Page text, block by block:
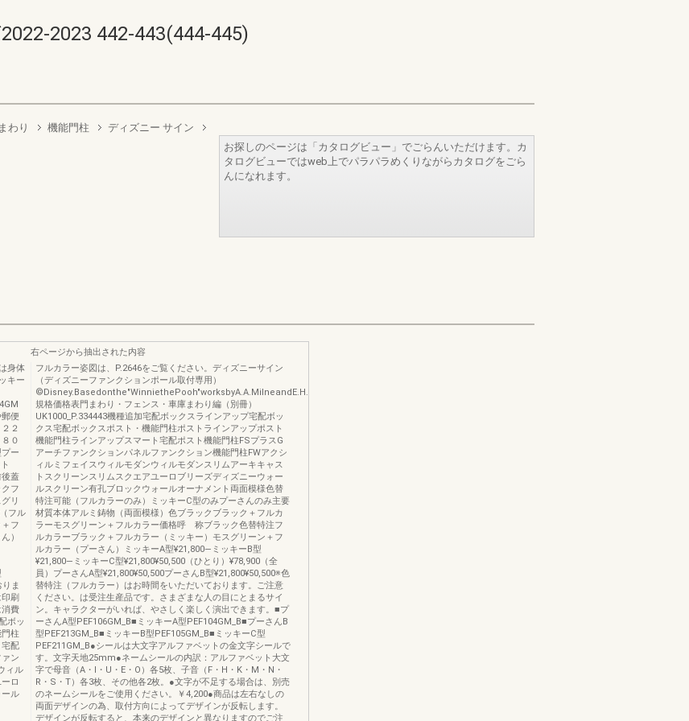
2023 442-443(444-445)
わり 機能門柱 ディズニー サイン
お探しのページは「カタログビュー」でごらんいただけます。カ
タログビューではweb上でパラパラめくりながらカタログをごら
んになれます。
身体
キー
便
２
０
ー
後蓋
フ
リ
フル
フ
）
ま
刷
費
ボッ
柱
配
ン
ィル
ロ
ル
右ページから抽出された内容
フルカラー姿図は、P.2646をご覧ください。ディズニーサイン
（ディズニーファンクションポール取付専用）
©Disney.Basedonthe"WinniethePooh"worksbyA.A.MilneandE.H.Shepard.
規格価格表門まわり・フェンス・車庫まわり編（別冊）
UK1000_P.334443機種追加宅配ボックスラインアップ宅配ボッ
クス宅配ボックスポスト・機能門柱ポストラインアップポスト
機能門柱ラインアップスマート宅配ポスト機能門柱FSプラスG
アーチファンクションパネルファンクション機能門柱FWアクシ
ィルミフェイスウィルモダンウィルモダンスリムアーキキャス
トスクリーンスリムスクエアユーロブリーズディズニーウォー
ルスクリーン有孔ブロックウォールオーナメント両面模様色替
特注可能（フルカラーのみ）ミッキーC型のみプーさんのみ主要
材質本体アルミ鋳物（両面模様）色ブラックブラック＋フルカ
ラーモスグリーン＋フルカラー価格呼 称ブラック色替特注フ
ルカラーブラック＋フルカラー（ミッキー）モスグリーン＋フ
ルカラー（プーさん）ミッキーA型¥21,800―ミッキーB型
¥21,800―ミッキーC型¥21,800¥50,500（ひとり）¥78,900（全
員）プーさんA型¥21,800¥50,500プーさんB型¥21,800¥50,500※色
替特注（フルカラー）はお時間をいただいております。ご注意
ください。は受注生産品です。さまざまな人の目にとまるサイ
ン。キャラクターがいれば、やさしく楽しく演出できます。■プ
ーさんA型PEF106GM_B■ミッキーA型PEF104GM_B■プーさんB
型PEF213GM_B■ミッキーB型PEF105GM_B■ミッキーC型
PEF211GM_B●シールは大文字アルファベットの金文字シールで
す。文字天地25mm●ネームシールの内訳：アルファベット大文
字で母音（A・I・U・E・O）各5枚、子音（F・H・K・M・N・
R・S・T）各3枚、その他各2枚。●文字が不足する場合は、別売
のネームシールをご使用ください。￥4,200●商品は左右なしの
両面デザインの為、取付方向によってデザインが反転します。
デザインが反転すると、本来のデザインと異なりますのでご注